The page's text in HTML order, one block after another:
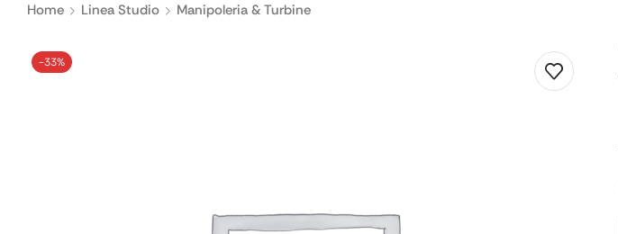
Home Linea Studio Manipoleria & Turbine
-33%